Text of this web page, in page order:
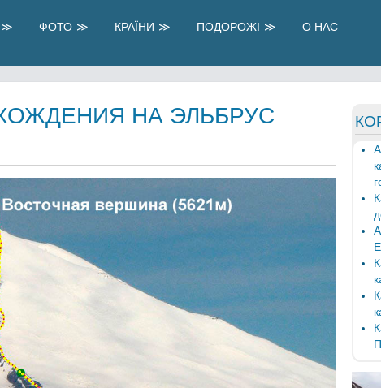
ФОТО КРАЇНИ ПОДОРОЖІ О НАС
НА ЭЛЬБРУС